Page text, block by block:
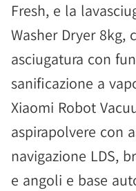
Fresh, e la
Washer Dryer 8kg,
asciugatura con
sanificazione a
Xiaomi Robot
aspirapolvere con
navigazione LDS,
e angoli e base